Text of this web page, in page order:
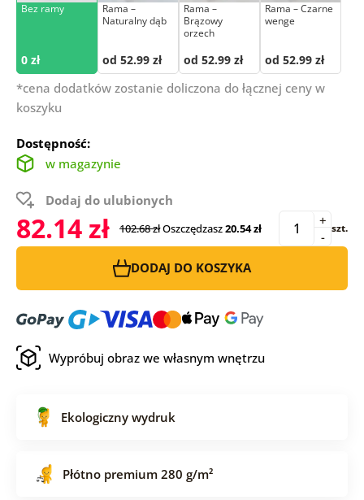
Bez ramy
0 zł
Rama –
Naturalny dąb
od 52.99 zł
Rama –
Brązowy
orzech
od 52.99 zł
Rama – Czarne
wenge
od 52.99 zł
*cena dodatków zostanie doliczona do łącznej ceny w
koszyku
Dostępność:
w magazynie
Dodaj do ulubionych
82.14 zł 102.68 złOszczędzasz20.54 zł -
+ szt.
DODAJ DO KOSZYKA
Wypróbuj obraz we własnym wnętrzu
Ekologiczny wydruk
Płótno premium 280 g/m²